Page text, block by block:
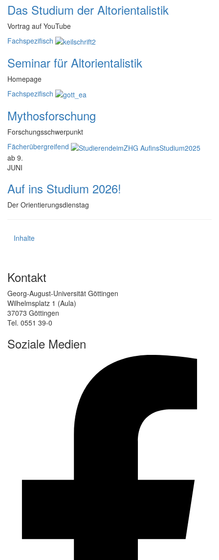
Das Studium der Altorientalistik
Vortrag auf YouTube
Fachspezifisch
Seminar für Altorientalistik
Homepage
Fachspezifisch
Mythosforschung
Forschungsschwerpunkt
Fächerübergreifend
ab 9.
JUNI
Auf ins Studium 2026!
Der Orientierungsdienstag
Inhalte
Kontakt
Georg-August-Universität Göttingen
Wilhelmsplatz 1 (Aula)
37073 Göttingen
Tel. 0551 39-0
Soziale Medien